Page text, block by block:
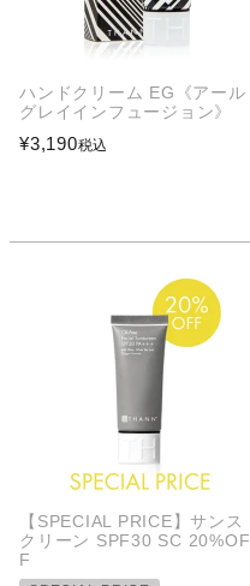
ハンドクリーム EG《アール
グレイインフュージョン》
¥3,190税込
【SPECIAL PRICE】サンス
クリーン SPF30 SC 20%OF
F